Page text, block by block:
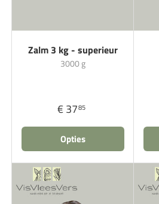
Zalm 3 kg - superieur
3000 g
€ 3785
Opties